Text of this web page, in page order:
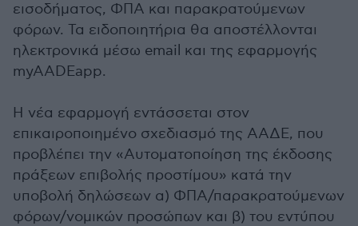
εισοδήματος, ΦΠΑ και παρακρατούμενων
φόρων. Τα ειδοποιητήρια θα αποστέλλονται
ηλεκτρονικά μέσω email και της εφαρμογής
myAADEapp.
Η νέα εφαρμογή εντάσσεται στον
επικαιροποιημένο σχεδιασμό της ΑΑΔΕ, που
προβλέπει την «Αυτοματοποίηση της έκδοσης
πράξεων επιβολής προστίμου» κατά την
υποβολή δηλώσεων α) ΦΠΑ/παρακρατούμενων
φόρων/νομικών προσώπων και β) του εντύπου